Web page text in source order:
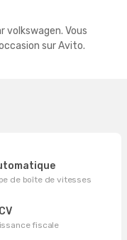
volkswagen. Vous
sur Avito.
de boîte de vitesses
fiscale